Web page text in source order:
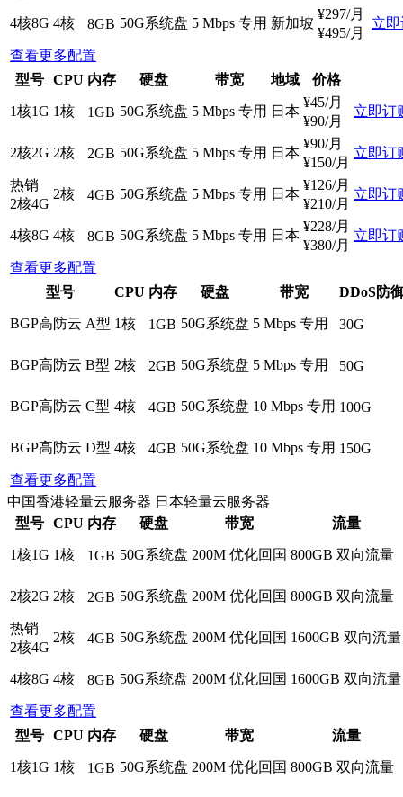
4核8G 4核 8GB 50G系统盘 5 Mbps 专用 新加坡
¥297/月
¥495/月
立
查看更多配置
型号 CPU 内存 硬盘 带宽 地域 价格
1核1G 1核 1GB 50G系统盘 5 Mbps 专用 日本
¥45/月
¥90/月
立即订
2核2G 2核 2GB 50G系统盘 5 Mbps 专用 日本
¥90/月
¥150/月
立即订
热销
2核4G
2核 4GB 50G系统盘 5 Mbps 专用 日本
¥126/月
¥210/月
立即订
4核8G 4核 8GB 50G系统盘 5 Mbps 专用 日本
¥228/月
¥380/月
立即订
查看更多配置
型号
CPU 内存 硬盘 带宽 DDoS防
BGP高防云 A型 1核 1GB 50G系统盘 5 Mbps 专用 30G
BGP高防云 B型 2核 2GB 50G系统盘 5 Mbps 专用 50G
BGP高防云 C型 4核 4GB 50G系统盘 10 Mbps 专用 100G
BGP高防云 D型 4核 4GB 50G系统盘 10 Mbps 专用 150G
查看更多配置
中国香港轻量云服务器 日本轻量云服务器
型号 CPU 内存 硬盘 带宽 流量
1核1G 1核 1GB 50G系统盘 200M 优化回国 800GB 双向流量
2核2G 2核 2GB 50G系统盘 200M 优化回国 800GB 双向流量
热销
2核4G
2核 4GB 50G系统盘 200M 优化回国 1600GB 双向流量
4核8G 4核 8GB 50G系统盘 200M 优化回国 1600GB 双向流量
查看更多配置
型号 CPU 内存 硬盘 带宽 流量
1核1G 1核 1GB 50G系统盘 200M 优化回国 800GB 双向流量